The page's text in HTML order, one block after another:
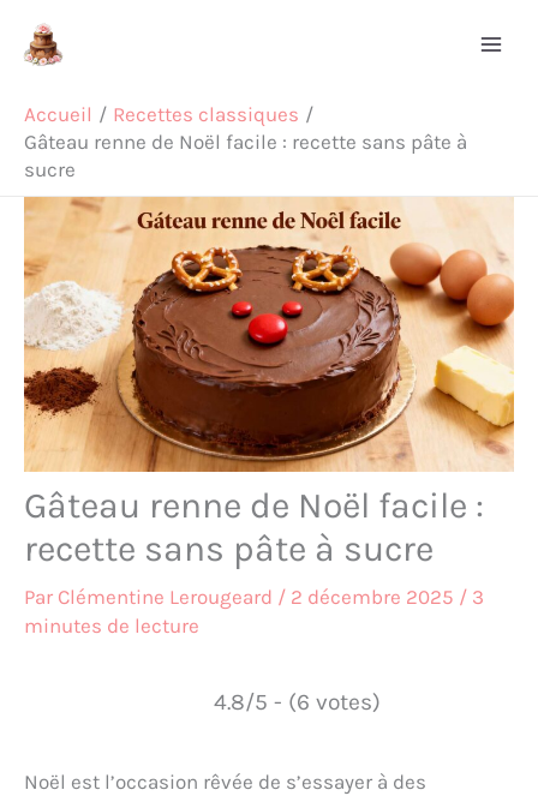
Accueil
Recettes classiques
Gâteau renne de Noël facile : recette sans pâte à
sucre
Gâteau renne de Noël facile :
recette sans pâte à sucre
Par Clémentine Lerougeard / 2 décembre 2025 / 3
minutes de lecture
4.8/5 - (6 votes)
Noël est l’occasion rêvée de s’essayer à des
Rechercher